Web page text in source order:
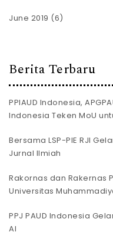
June 2019 (6)
Berita Terbaru
PPIAUD Indonesia,
Indonesia Teken MoU
Bersama LSP-PIE RJI
Jurnal Ilmiah
Rakornas dan Rakernas
Universitas
PPJ PAUD Indonesia
AI